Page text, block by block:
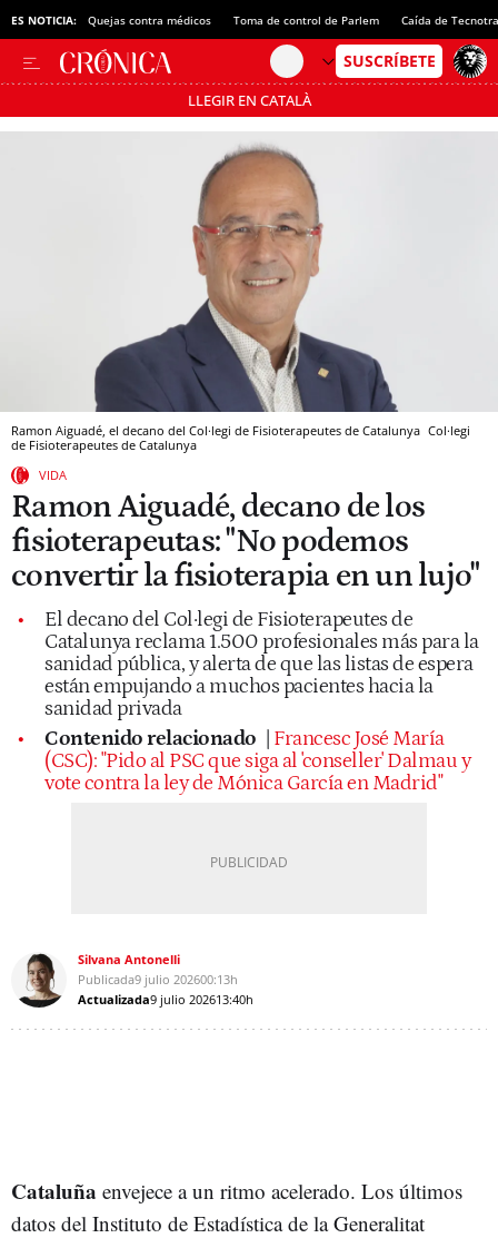
ES NOTICIA: Quejas contra médicos Toma de control de Parlem Caída de
LLEGIR EN CATALÀ
Pásate al MODO AHORRO
Ramon Aiguadé, el decano del Col·legi de Fisioterapeutes de Catalunya Col·legi
de Fisioterapeutes de Catalunya
VIDA
Ramon Aiguadé, decano de los
fisioterapeutas: "No podemos
convertir la fisioterapia en un lujo"
El decano del Col·legi de Fisioterapeutes de
Catalunya reclama 1.500 profesionales más para la
sanidad pública, y alerta de que las listas de espera
están empujando a muchos pacientes hacia la
sanidad privada
Contenido relacionado
Francesc José María
(CSC): "Pido al PSC que siga al 'conseller' Dalmau y
vote contra la ley de Mónica García en Madrid"
Silvana Antonelli
Publicada9 julio 202600:13h
Actualizada9 julio 202613:40h
Cataluña envejece a un ritmo acelerado. Los últimos
datos del Instituto de Estadística de la Generalitat